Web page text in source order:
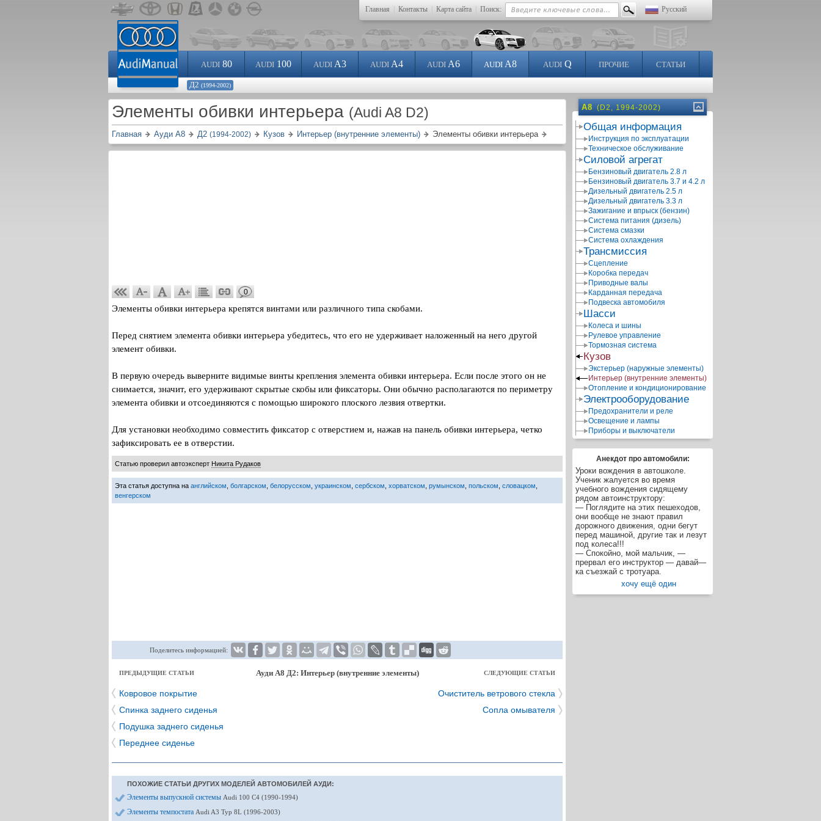
Главная Контакты Карта сайта Поиск: Русский
AUDI80 AUDI100 AUDI A3 AUDI A4 AUDI A6 AUDI A8 AUDIQ ПРОЧИЕ СТАТЬИ
Д2 (1994-2002)
Элементы обивки интерьера (Audi A8 D2)
Главная Ауди A8 Д2 (1994-2002) Кузов Интерьер (внутренние элементы) Элементы обивки интерьера
0
Элементы обивки интерьера крепятся винтами или различного типа скобами.
Перед снятием элемента обивки интерьера убедитесь, что его не удерживает наложенный на него другой
элемент обивки.
В первую очередь выверните видимые винты крепления элемента обивки интерьера. Если после этого он не
снимается, значит, его удерживают скрытые скобы или фиксаторы. Они обычно располагаются по периметру
элемента обивки и отсоединяются с помощью широкого плоского лезвия отвертки.
Для установки необходимо совместить фиксатор с отверстием и, нажав на панель обивки интерьера, четко
зафиксировать ее в отверстии.
Статью проверил автоэксперт Никита Рудаков
Эта статья доступна на английском болгарском белорусском украинском сербском хорватском румынском польском словацком
венгерском
Поделитесь информацией:
ПРЕДЫДУЩИЕ СТАТЬИ Ауди А8 Д2: Интерьер (внутренние элементы) СЛЕДУЮЩИЕ СТАТЬИ
Ковровое покрытие
Спинка заднего сиденья
Подушка заднего сиденья
Переднее сиденье
Очиститель ветрового стекла
Сопла омывателя
ПОХОЖИЕ СТАТЬИ ДРУГИХ МОДЕЛЕЙ АВТОМОБИЛЕЙ АУДИ:
Элементы выпускной системы Audi 100 С4 (1990-1994)
Элементы темпостата Audi A3 Typ 8L (1996-2003)
A8 (D2, 1994-2002)
Общая информация
Инструкция по эксплуатации
Техническое обслуживание
Силовой агрегат
Бензиновый двигатель 2.8 л
Бензиновый двигатель 3.7 и 4.2 л
Дизельный двигатель 2.5 л
Дизельный двигатель 3.3 л
Зажигание и впрыск (бензин)
Система питания (дизель)
Система смазки
Система охлаждения
Трансмиссия
Сцепление
Коробка передач
Приводные валы
Карданная передача
Подвеска автомобиля
Шасси
Колеса и шины
Рулевое управление
Тормозная система
Кузов
Экстерьер (наружные элементы)
Интерьер (внутренние элементы)
Отопление и кондиционирование
Электрооборудование
Предохранители и реле
Освещение и лампы
Приборы и выключатели
Анекдот про автомобили:
Уроки вождения в автошколе.
Ученик жалуется во время
учебного вождения сидящему
рядом автоинструктору:
— Поглядите на этих пешеходов,
они вообще не знают правил
дорожного движения, одни бегут
перед машиной, другие так и лезут
под колеса!!!
— Спокойно, мой мальчик, —
прервал его инструктор — давай—
ка съезжай с тротуара.
хочу ещё один